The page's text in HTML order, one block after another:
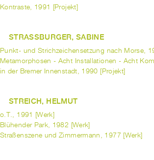
Kontraste, 1991 [Projekt]
STRASSBURGER, SABINE
Punkt- und Strichzeichensetzung nach Morse,
Metamorphosen - Acht Installationen - Acht
in der Bremer Innenstadt, 1990 [Projekt]
STREICH, HELMUT
o.T., 1991 [Werk]
Blühender Park, 1982 [Werk]
Straßenszene und Zimmermann, 1977 [Werk]